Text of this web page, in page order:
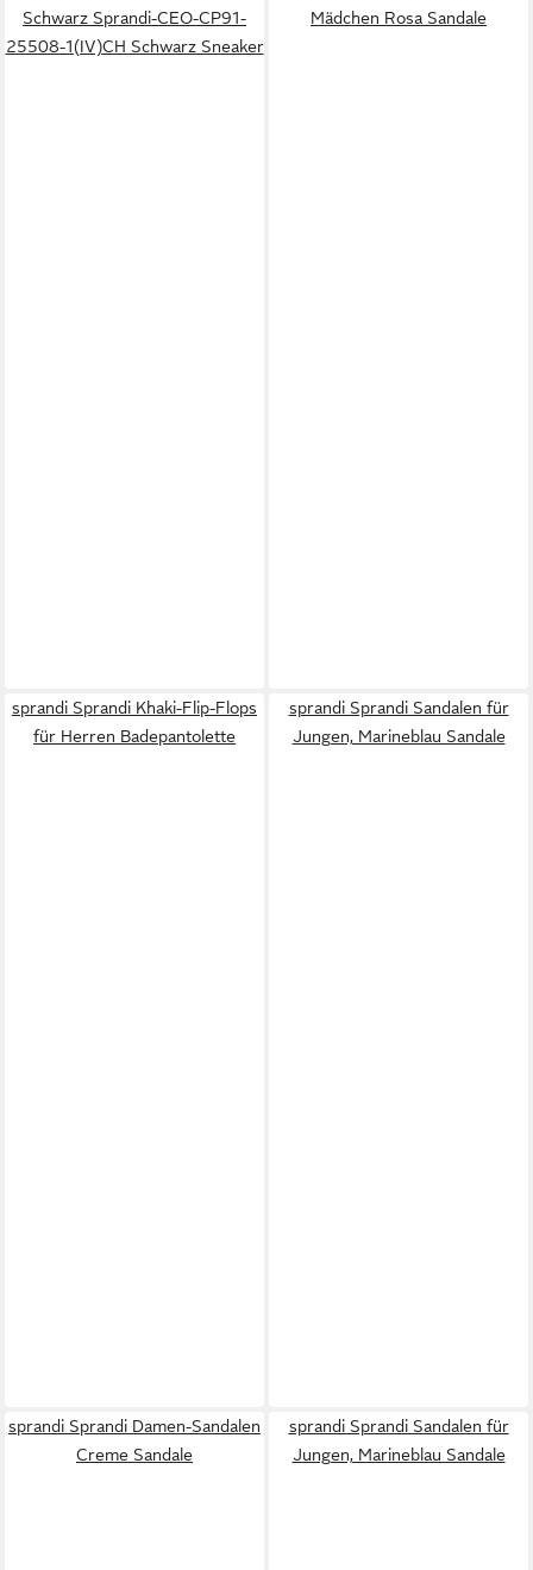
Schwarz Sprandi-CEO-CP91-
25508-1(IV)CH Schwarz Sneaker
Mädchen Rosa Sandale
sprandi Sprandi Khaki-Flip-Flops
für Herren Badepantolette
sprandi Sprandi Sandalen für
Jungen, Marineblau Sandale
sprandi Sprandi Damen-Sandalen
Creme Sandale
sprandi Sprandi Sandalen für
Jungen, Marineblau Sandale